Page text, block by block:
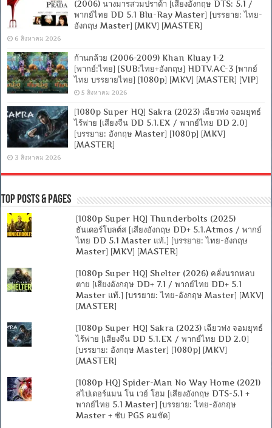
(2006) นางมารสวมปราด้า [เสียงอังกฤษ DTS: 5.1 /
พากย์ไทย DD 5.1 Blu-Ray Master] [บรรยาย: ไทย-
อังกฤษ Master] [MKV] [MASTER]
6 สิงหาคม 2026
ก้านกล้วย (2006-2009) Khan Kluay 1-2
[พากย์:ไทย] [SUB:ไทย+อังกฤษ] HDTV.AC-3 [พากย์
ไทย บรรยายไทย] [1080p] [MKV] [MASTER] [VIP]
5 สิงหาคม 2026
[1080p Super HQ] Sakra (2023) เฉียวฟง จอมยุทธ์
ไร้พ่าย [เสียงจีน DD 5.1.EX / พากย์ไทย DD 2.0]
[บรรยาย: อังกฤษ Master] [1080p] [MKV]
[MASTER]
3 สิงหาคม 2026
Top Posts & Pages
[1080p Super HQ] Thunderbolts (2025)
ธันเดอร์โบลต์ส [เสียงอังกฤษ DD+ 5.1.Atmos / พากย์
ไทย DD 5.1 Master แท้.] [บรรยาย: ไทย-อังกฤษ
Master] [MKV] [MASTER]
[1080p Super HQ] Shelter (2026) คลั่งนรกหลบ
ตาย [เสียงอังกฤษ DD+ 7.1 / พากย์ไทย DD+ 5.1
Master แท้.] [บรรยาย: ไทย-อังกฤษ Master] [MKV]
[MASTER]
[1080p Super HQ] Sakra (2023) เฉียวฟง จอมยุทธ์
ไร้พ่าย [เสียงจีน DD 5.1.EX / พากย์ไทย DD 2.0]
[บรรยาย: อังกฤษ Master] [1080p] [MKV]
[MASTER]
[1080p HQ] Spider-Man No Way Home (2021)
สไปเดอร์แมน โน เวย์ โฮม [เสียงอังกฤษ DTS-5.1 +
พากย์ไทย 5.1 Master] [บรรยาย: ไทย-อังกฤษ
Master + ซับ PGS คมชัด]